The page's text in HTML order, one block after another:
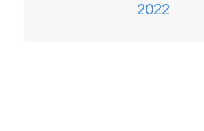
2022